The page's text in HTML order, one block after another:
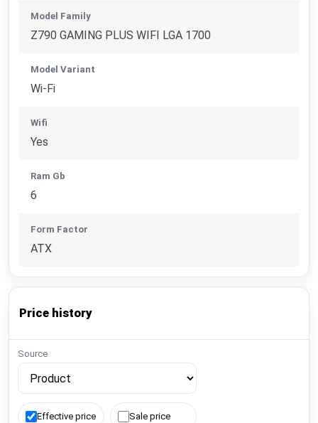
Model Family
Z790 GAMING PLUS WIFI LGA 1700
Model Variant
Wi-Fi
Wifi
Yes
Ram Gb
6
Form Factor
ATX
Price history
Source
Effective price Sale price